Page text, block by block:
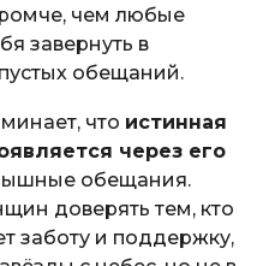
чем любые
завернуть в
обещаний.
что истинная
через его
обещания.
доверять тем, кто
заботу и поддержку,